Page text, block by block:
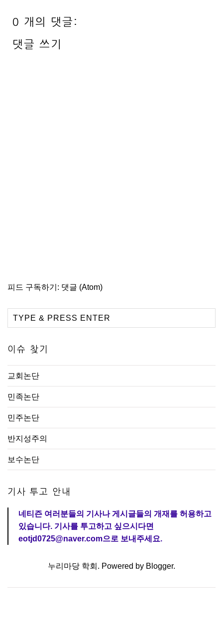
0 개의 댓글:
댓글 쓰기
피드 구독하기: 댓글 (Atom)
이슈 찾기
교회논단
민족논단
민주논단
반지성주의
보수논단
기사 투고 안내
네티즌 여러분들의 기사나 게시글들의 개재를 허용하고
있습니다. 기사를 투고하고 싶으시다면
eotjd0725@naver.com으로 보내주세요.
누리마당 학회. Powered by Blogger.